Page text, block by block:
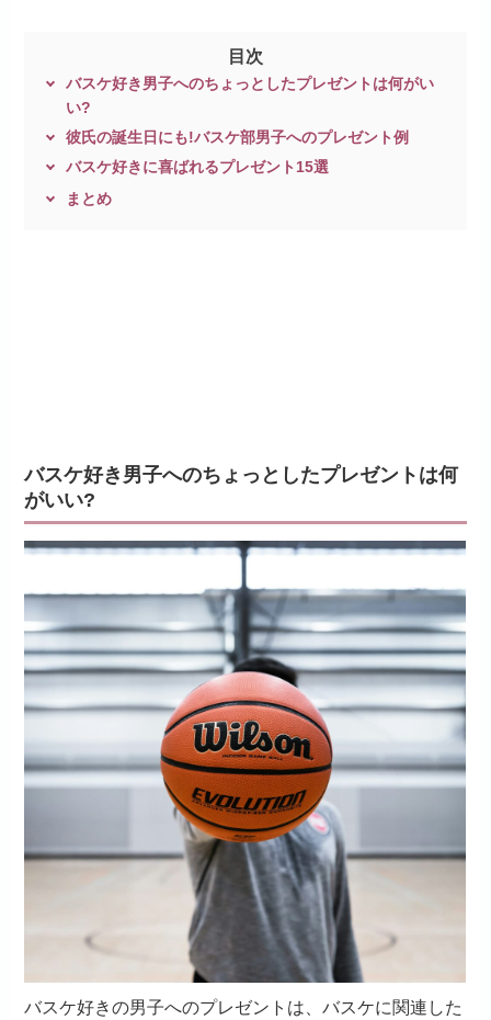
目次
バスケ好き男子へのちょっとしたプレゼントは何がい
い?
彼氏の誕生日にも!バスケ部男子へのプレゼント例
バスケ好きに喜ばれるプレゼント15選
まとめ
バスケ好き男子へのちょっとしたプレゼントは何
がいい?
バスケ好きの男子へのプレゼントは、バスケに関連した